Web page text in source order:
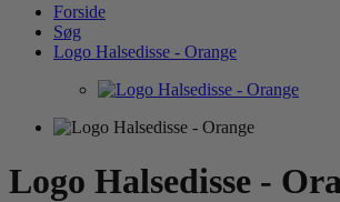
Forside
Søg
Logo Halsedisse - Orange
Logo Halsedisse -